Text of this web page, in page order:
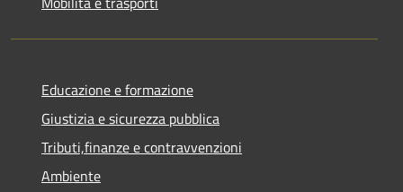
Educazione e formazione
Giustizia e sicurezza pubblica
Tributi,finanze e contravvenzioni
Ambiente